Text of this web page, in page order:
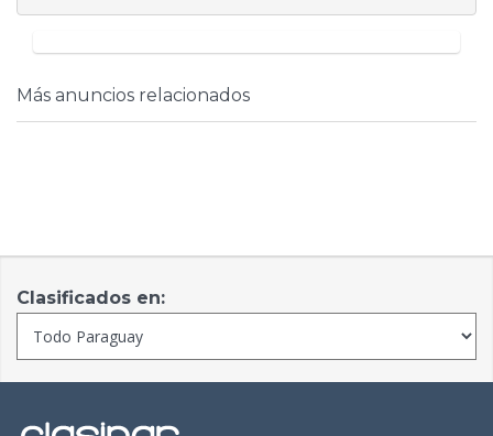
Más anuncios relacionados
Clasificados en: